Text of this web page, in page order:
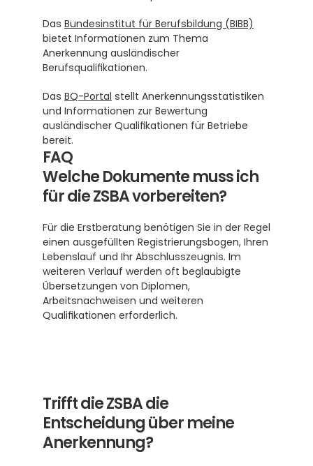
Das Bundesinstitut für Berufsbildung (BIBB)
bietet Informationen zum Thema
Anerkennung ausländischer
Berufsqualifikationen.
Das BQ-Portal stellt Anerkennungsstatistiken
und Informationen zur Bewertung
ausländischer Qualifikationen für Betriebe
bereit.
FAQ
Welche Dokumente muss ich
für die ZSBA vorbereiten?
Für die Erstberatung benötigen Sie in der Regel
einen ausgefüllten Registrierungsbogen, Ihren
Lebenslauf und Ihr Abschlusszeugnis. Im
weiteren Verlauf werden oft beglaubigte
Übersetzungen von Diplomen,
Arbeitsnachweisen und weiteren
Qualifikationen erforderlich.
Trifft die ZSBA die
Entscheidung über meine
Anerkennung?